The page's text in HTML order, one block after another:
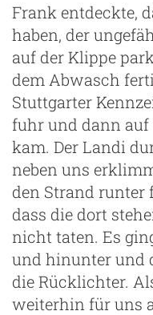
Frank entdeckte,
haben, der
auf der Klippe
dem Abwasch
Stuttgarter
fuhr und dann auf
kam. Der Landi
neben uns
den Strand runter
dass die dort
nicht taten. Es
und hinunter und
die Rücklichter.
weiterhin für uns